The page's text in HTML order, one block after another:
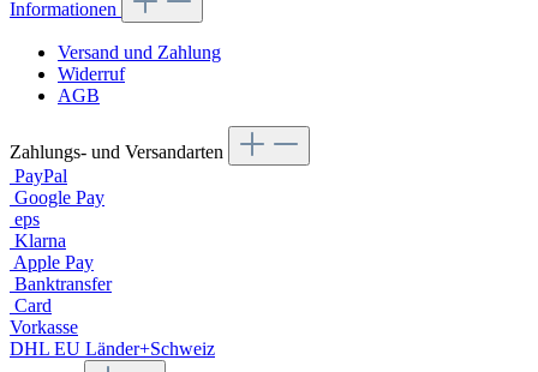
Informationen
Versand und Zahlung
Widerruf
AGB
Zahlungs- und Versandarten
PayPal
Google Pay
eps
Klarna
Apple Pay
Banktransfer
Card
Vorkasse
DHL EU Länder+Schweiz